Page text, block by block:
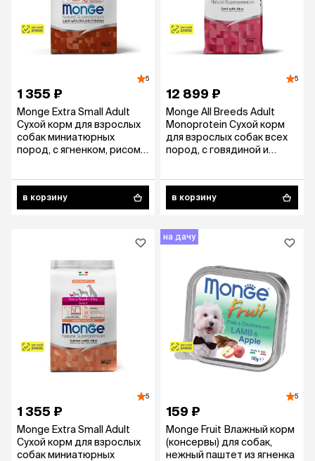
5
1 355 ₽
Monge Extra Small Adult
Сухой корм для взрослых
собак миниатюрных
пород, с ягненком, рисом и
в корзину
5
12 899 ₽
Monge All Breeds Adult
Monoprotein Сухой корм
для взрослых собак всех
пород, с говядиной и
в корзину
5
1 355 ₽
Monge Extra Small Adult
Сухой корм для взрослых
собак миниатюрных
на дачу
5
159 ₽
Monge Fruit Влажный корм
(консервы) для собак,
нежный паштет из ягненка